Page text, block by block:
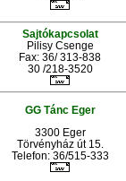
Sajtókapcsolat
Pilisy Csenge
Fax: 36/ 313-838
30 /218-3520
GG Tánc Eger
3300 Eger
Törvényház út 15.
Telefon: 36/515-333